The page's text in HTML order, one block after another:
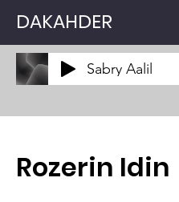
DAKAHDER
Sabry Aalil
Rozerin Idin